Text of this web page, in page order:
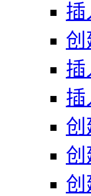
插
创
插
插
创
创
创